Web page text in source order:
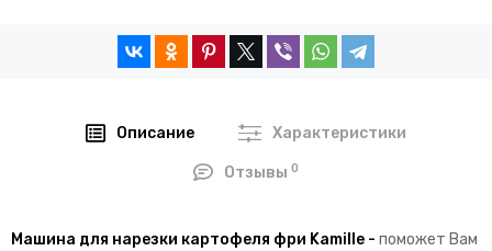
Описание Характеристики
Отзывы0
Машина для нарезки картофеля фри Kamille - поможет Вам